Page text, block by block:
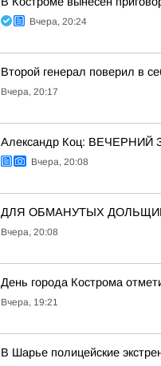
Вчера, 20:24
Второй генерал поверил в
Вчера, 20:17
Александр Коц: ВЕЧЕРНИЙ
Вчера, 20:08
ДЛЯ ОБМАНУТЫХ
Вчера, 20:08
День города Кострома
Вчера, 19:21
В Шарье полицейские